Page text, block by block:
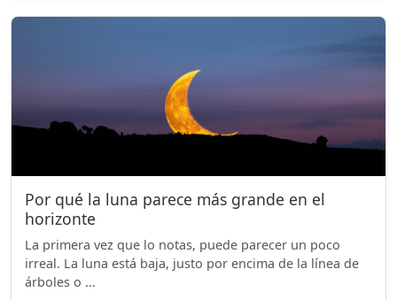
Por qué la luna parece más grande en el
horizonte
La primera vez que lo notas, puede parecer un poco
irreal. La luna está baja, justo por encima de la línea de
árboles o ...